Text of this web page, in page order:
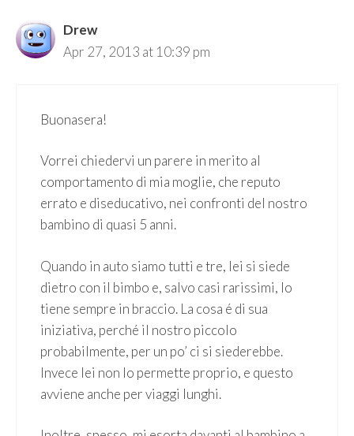
Drew
Apr 27, 2013 at 10:39 pm
Buonasera!
Vorrei chiedervi un parere in merito al
comportamento di mia moglie, che reputo
errato e diseducativo, nei confronti del nostro
bambino di quasi 5 anni.
Quando in auto siamo tutti e tre, lei si siede
dietro con il bimbo e, salvo casi rarissimi, lo
tiene sempre in braccio. La cosa é di sua
iniziativa, perché il nostro piccolo
probabilmente, per un po’ ci si siederebbe.
Invece lei non lo permette proprio, e questo
avviene anche per viaggi lunghi.